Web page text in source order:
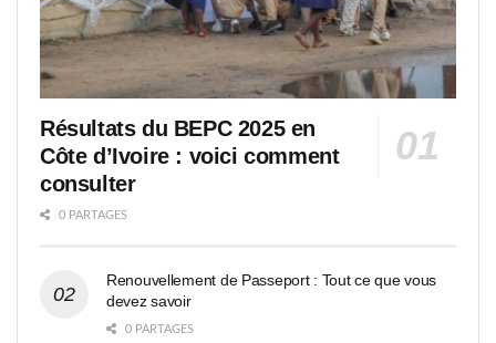
Résultats du BEPC 2025 en
Côte d’Ivoire : voici comment
consulter
0 PARTAGES
Renouvellement de Passeport : Tout ce que vous
devez savoir
0 PARTAGES